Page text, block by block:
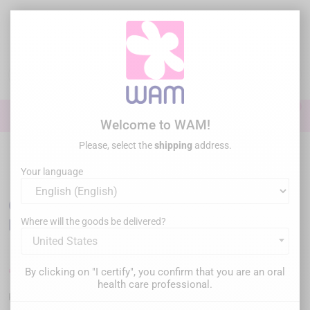
Fiberglass post /
OVERFIBERS - Hi-Rem+ easy
removal fiber posts - Starter Kit
OVERFIBERS - Hi-Rem+ easy removal fiber
posts - Starter Kit
€180.00 Tax inc.
Reference :
Welcome to WAM!
Please, select theshipping address.
Your language
Where will the goods be delivered?
United States
By clicking on "I certify", you confirm that you are an oral
health care professional.